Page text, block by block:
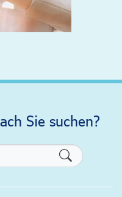
Sie suchen?